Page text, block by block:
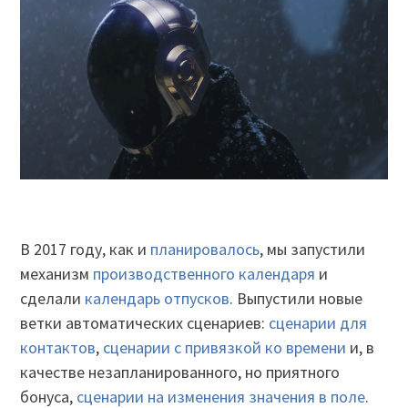
В 2017 году, как и планировалось, мы запустили
механизм производственного календаря и
сделали календарь отпусков. Выпустили новые
ветки автоматических сценариев: сценарии для
контактов, сценарии с привязкой ко времени и, в
качестве незапланированного, но приятного
бонуса, сценарии на изменения значения в поле.